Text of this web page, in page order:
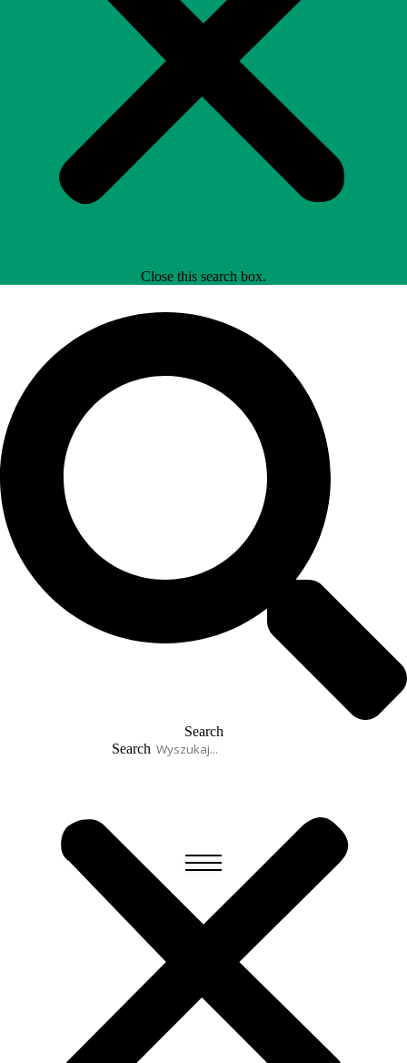
Close this search box.
Search
Search